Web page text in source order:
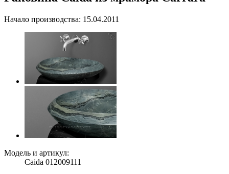
Начало производства: 15.04.2011
Модель и артикул:
Caida 012009111